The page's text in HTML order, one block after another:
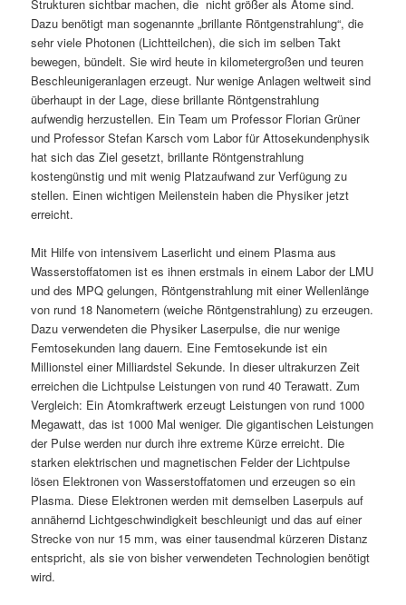
Strukturen sichtbar machen, die nicht größer als Atome sind.
Dazu benötigt man sogenannte „brillante Röntgenstrahlung“, die
sehr viele Photonen (Lichtteilchen), die sich im selben Takt
bewegen, bündelt. Sie wird heute in kilometergroßen und teuren
Beschleunigeranlagen erzeugt. Nur wenige Anlagen weltweit sind
überhaupt in der Lage, diese brillante Röntgenstrahlung
aufwendig herzustellen. Ein Team um Professor Florian Grüner
und Professor Stefan Karsch vom Labor für Attosekundenphysik
hat sich das Ziel gesetzt, brillante Röntgenstrahlung
kostengünstig und mit wenig Platzaufwand zur Verfügung zu
stellen. Einen wichtigen Meilenstein haben die Physiker jetzt
erreicht.
Mit Hilfe von intensivem Laserlicht und einem Plasma aus
Wasserstoffatomen ist es ihnen erstmals in einem Labor der LMU
und des MPQ gelungen, Röntgenstrahlung mit einer Wellenlänge
von rund 18 Nanometern (weiche Röntgenstrahlung) zu erzeugen.
Dazu verwendeten die Physiker Laserpulse, die nur wenige
Femtosekunden lang dauern. Eine Femtosekunde ist ein
Millionstel einer Milliardstel Sekunde. In dieser ultrakurzen Zeit
erreichen die Lichtpulse Leistungen von rund 40 Terawatt. Zum
Vergleich: Ein Atomkraftwerk erzeugt Leistungen von rund 1000
Megawatt, das ist 1000 Mal weniger. Die gigantischen Leistungen
der Pulse werden nur durch ihre extreme Kürze erreicht. Die
starken elektrischen und magnetischen Felder der Lichtpulse
lösen Elektronen von Wasserstoffatomen und erzeugen so ein
Plasma. Diese Elektronen werden mit demselben Laserpuls auf
annähernd Lichtgeschwindigkeit beschleunigt und das auf einer
Strecke von nur 15 mm, was einer tausendmal kürzeren Distanz
entspricht, als sie von bisher verwendeten Technologien benötigt
wird.